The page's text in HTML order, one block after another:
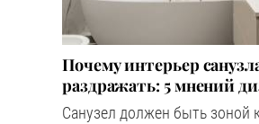
Почему интерьер
раздражать: 5 мнений
Санузел должен быть зоной